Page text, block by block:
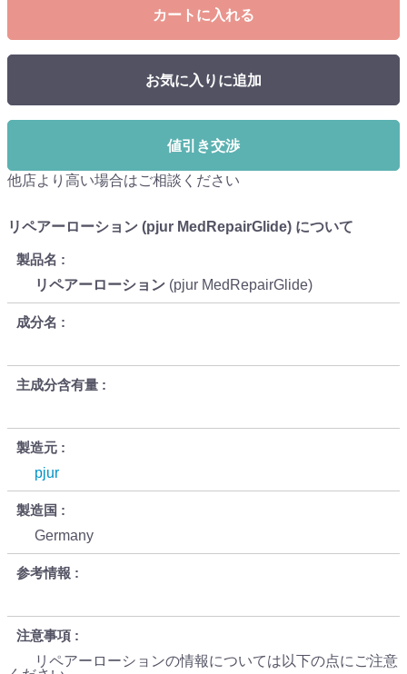
カートに入れる
お気に入りに追加
値引き交渉
他店より高い場合はご相談ください
リペアーローション (pjur MedRepairGlide) について
製品名
リペアーローション (pjur MedRepairGlide)
成分名
主成分含有量
製造元
pjur
製造国
Germany
参考情報
注意事項
リペアーローションの情報については以下の点にご注意